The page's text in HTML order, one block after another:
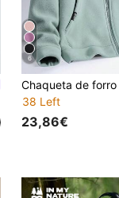
6
38 Left
23,86€